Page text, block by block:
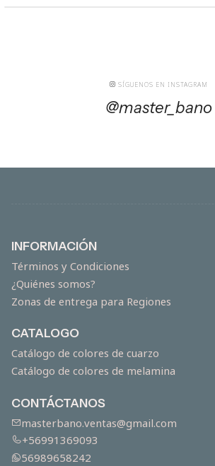
SÍGUENOS EN INSTAGRAM
@master_bano
INFORMACIÓN
Términos y Condiciones
¿Quiénes somos?
Zonas de entrega para Regiones
CATALOGO
Catálogo de colores de cuarzo
Catálogo de colores de melamina
CONTÁCTANOS
masterbano.ventas@gmail.com
+56991369093
56989658242